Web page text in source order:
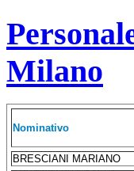
Milano
Nominativo
BRESCIANI MARIANO